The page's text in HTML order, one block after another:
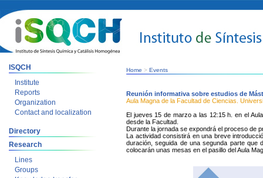
ISQCH
Institute
Reports
Organization
Contact and localization
Directory
Research
Lines
Groups
Home > Events
Reunión informativa sobre estudios de
Aula Magna de la Facultad de Ciencias.
El jueves 15 de marzo a las 12:15 h. en el
desde la Facultad.
Durante la jornada se expondrá el proceso de
La actividad consistirá en una breve
duración, seguida de una segunda parte que
colocarán unas mesas en el pasillo del Aula